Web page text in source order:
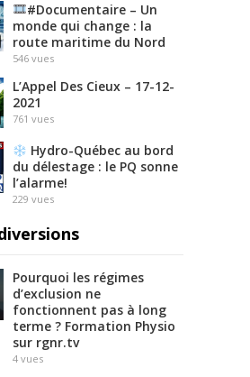
#Documentaire – Un
monde qui change : la
route maritime du Nord
546 vues
L’Appel Des Cieux – 17-12-
2021
761 vues
Hydro-Québec au bord
du délestage : le PQ sonne
l’alarme!
229 vues
Pourquoi les régimes
d’exclusion ne
fonctionnent pas à long
terme ? Formation Physio
sur rgnr.tv
4 vues